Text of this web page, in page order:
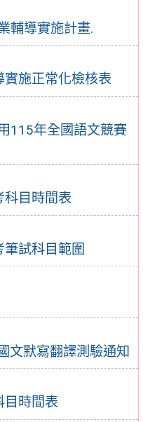
輔導實施計畫.
施正常化檢核表
115年全國語文競賽
科目時間表
試科目範圍
文默寫翻譯測驗通知
目時間表